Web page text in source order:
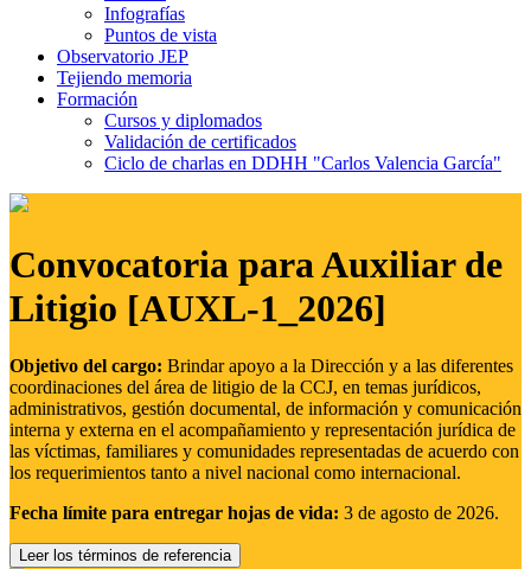
Infografías
Puntos de vista
Observatorio JEP
Tejiendo memoria
Formación
Cursos y diplomados
Validación de certificados
Ciclo de charlas en DDHH "Carlos Valencia García"
Convocatoria para Auxiliar de
Litigio [AUXL-1_2026]
Objetivo del cargo: Brindar apoyo a la Dirección y a las diferentes
coordinaciones del área de litigio de la CCJ, en temas jurídicos,
administrativos, gestión documental, de información y comunicación
interna y externa en el acompañamiento y representación jurídica de
las víctimas, familiares y comunidades representadas de acuerdo con
los requerimientos tanto a nivel nacional como internacional.
Fecha límite para entregar hojas de vida: 3 de agosto de 2026.
Leer los términos de referencia